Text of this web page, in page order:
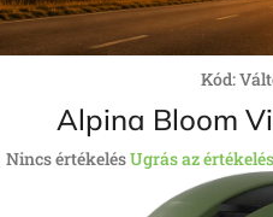
Kód:
Alpina Bloom
A
Nincs értékelésUgrás az